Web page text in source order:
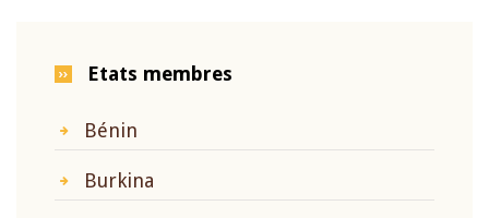
Etats membres
Bénin
Burkina